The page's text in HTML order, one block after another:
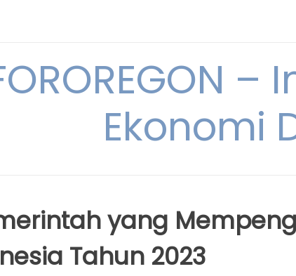
Ekonomi
yang
Tahun 2023